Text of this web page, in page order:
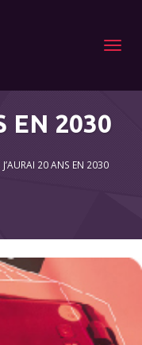
Menu
EN 2030
J’AURAI 20 ANS EN 2030